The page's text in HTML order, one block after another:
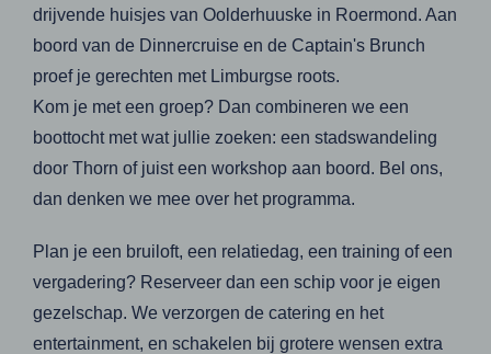
drijvende huisjes van Oolderhuuske in Roermond. Aan
boord van de Dinnercruise en de Captain's Brunch
proef je gerechten met Limburgse roots.
Kom je met een groep? Dan combineren we een
boottocht met wat jullie zoeken: een stadswandeling
door Thorn of juist een workshop aan boord. Bel ons,
dan denken we mee over het programma.
Plan je een bruiloft, een relatiedag, een training of een
vergadering? Reserveer dan een schip voor je eigen
gezelschap. We verzorgen de catering en het
entertainment, en schakelen bij grotere wensen extra